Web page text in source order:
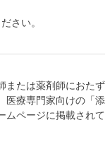
さい。
または薬剤師におたず
医療専門家向けの「添
ムページに掲載されて